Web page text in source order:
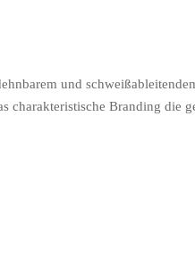
und
charakteristische Branding die